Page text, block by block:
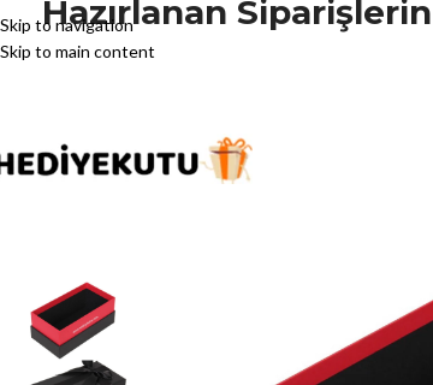
Skip to navigation
Skip to main content
Hazırlanan